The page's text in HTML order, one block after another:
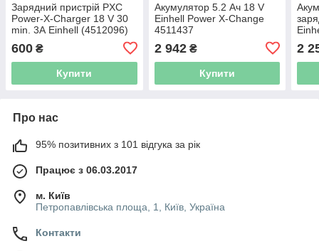
Зарядний пристрій PXC
Power-X-Charger 18 V 30
min. 3А Einhell (4512096)
600 ₴
Купити
Акумулятор 5.2 Ач 18 V
Einhell Power X-Change
4511437
2 942₴
Купити
2
Про нас
95% позитивних з 101 відгука за рік
Працює з 06.03.2017
м. Київ
Петропавлівська площа, 1, Київ, Україна
Контакти